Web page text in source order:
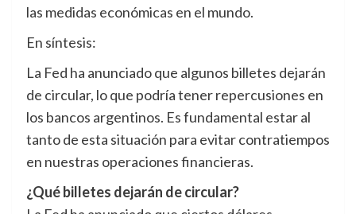
las medidas económicas en el mundo.
En síntesis:
La Fed ha anunciado que algunos billetes dejarán
de circular, lo que podría tener repercusiones en
los bancos argentinos. Es fundamental estar al
tanto de esta situación para evitar contratiempos
en nuestras operaciones financieras.
¿Qué billetes dejarán de circular?